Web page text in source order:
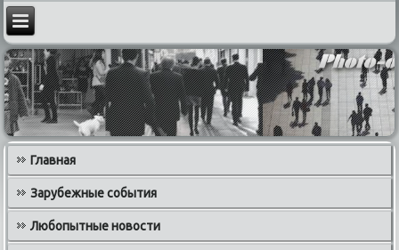
Главная
Зарубежные события
Любопытные новости